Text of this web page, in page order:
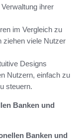
ihrer
im Vergleich zu
ziehen viele Nutzer
Designs
Nutzern, einfach zu
steuern.
Banken und
Banken und